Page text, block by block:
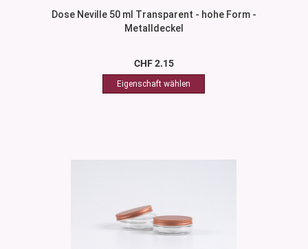
Dose Neville 50 ml Transparent - hohe Form -
Metalldeckel
CHF 2.15